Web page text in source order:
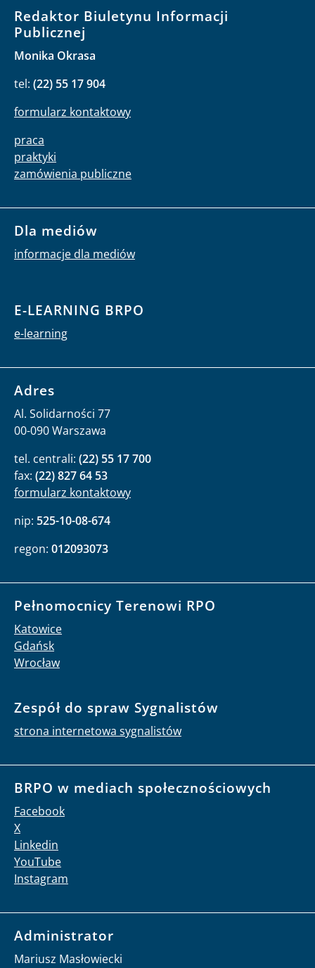
Redaktor Biuletynu Informacji
Publicznej
Monika Okrasa
tel: (22) 55 17 904
formularz kontaktowy
praca
praktyki
zamówienia publiczne
Dla mediów
informacje dla mediów
E-LEARNING BRPO
e-learning
Adres
Al. Solidarności 77
00-090 Warszawa
tel. centrali: (22) 55 17 700
fax: (22) 827 64 53
formularz kontaktowy
nip: 525-10-08-674
regon: 012093073
Pełnomocnicy Terenowi RPO
Katowice
Gdańsk
Wrocław
Zespół do spraw Sygnalistów
strona internetowa sygnalistów
BRPO w mediach społecznościowych
Facebook
X
Linkedin
YouTube
Instagram
Administrator
Mariusz Masłowiecki